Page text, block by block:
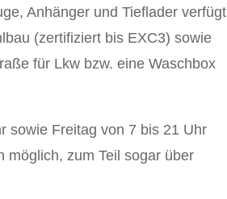
Anhänger und Tieflader verfügt
(zertifiziert bis EXC3) sowie
für Lkw bzw. eine Waschbox
sowie Freitag von 7 bis 21 Uhr
möglich, zum Teil sogar über